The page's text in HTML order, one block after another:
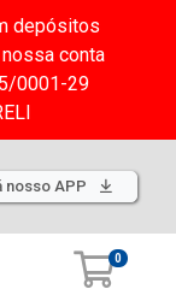
depósitos
conta
0001-29
nosso APP
0